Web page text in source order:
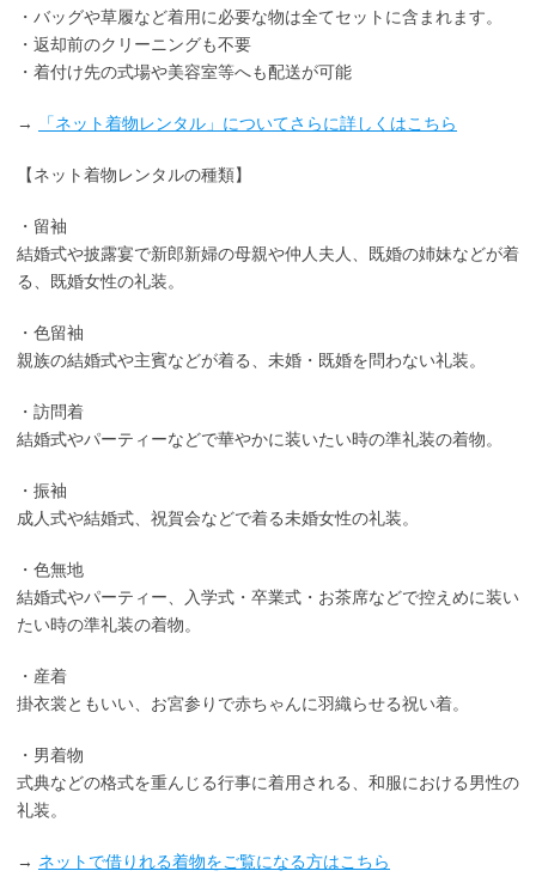
・バッグや草履など着用に必要な物は全てセット に含まれます。
・返却前のクリーニングも不要
・着付け先の式場や美容室等へも配送が可能
→ 「ネット着物レンタル」についてさらに詳しくはこちら
【ネット着物レンタルの種類】
・留袖
結婚式や披露宴で新郎新婦の母親や仲人夫人、既婚の姉妹などが着
る、既婚女性の礼装。
・色留袖
親族の結婚式や主賓などが着る、未婚・既婚を問わない礼装。
・訪問着
結婚式やパーティーなどで華やかに装いたい時の準礼装の着物。
・振袖
成人式や結婚式、祝賀会などで着る未婚女性の礼装。
・色無地
結婚式やパーティー、入学式・卒業式・お茶席などで控えめに装い
たい時の準礼装の着物。
・産着
掛衣裳ともいい、お宮参りで赤ちゃんに羽織らせる祝い着。
・男着物
式典などの格式を重んじる行事に着用される、和服における男性の
礼装。
→ ネットで借りれる着物をご覧になる方はこちら